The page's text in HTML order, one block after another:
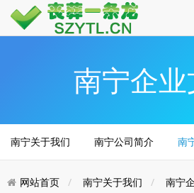
南宁企
南宁关于我们 南宁公司简介 南
网站首页 南宁关于我们 南宁